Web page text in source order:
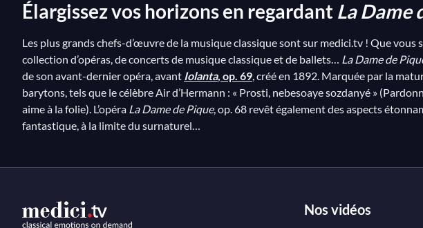
Élargissez vos horizons en regardant La Dame
Les plus grands chefs-d’œuvre de la musique classique sont sur medici.tv ! Que
collection d’opéras, de concerts de musique classique et de ballets… La Dame de
de son avant-dernier opéra, avant Iolanta, op. 69, créé en 1892. Marquée par la
barytons, tels que le célèbre Air d’Hermann : « Prosti, nebesoaye sozdanyé »
aime à la folie). L’opéra La Dame de Pique, op. 68 revêt également des aspects
fantastique, à la limite du surnaturel…
Nos vidéos